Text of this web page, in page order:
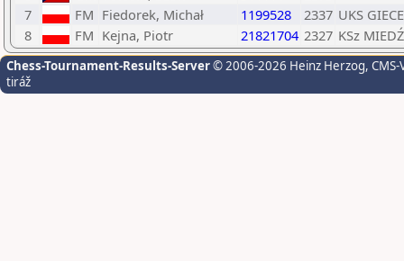
7
FM Fiedorek, Michał 1199528 2337 UKS
8
FM Kejna, Piotr 21821704 2327 KSz
Chess-Tournament-Results-Server© 2006-2026 Heinz Herzog,
tiráž